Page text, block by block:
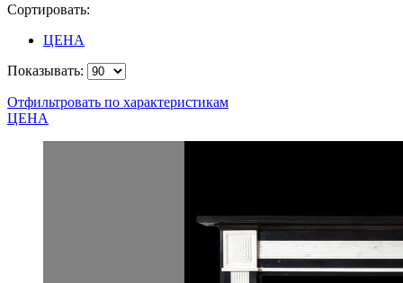
Сортировать:
ЦЕНА
Показывать:
Отфильтровать по характеристикам
ЦЕНА